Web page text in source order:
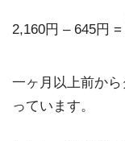
2,160円 – 645円 =
一ヶ月以上前か
っています。